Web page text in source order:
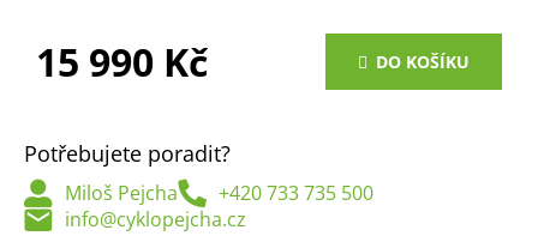
15 990 Kč DO KOŠÍKU
Potřebujete poradit?
Miloš Pejcha
+420 733 735 500
info@cyklopejcha.cz